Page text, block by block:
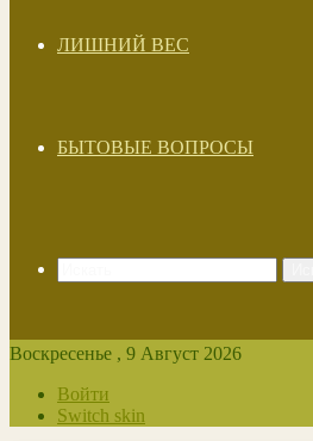
ЛИШНИЙ ВЕС
БЫТОВЫЕ ВОПРОСЫ
Воскресенье , 9 Август 2026
Войти
Switch skin